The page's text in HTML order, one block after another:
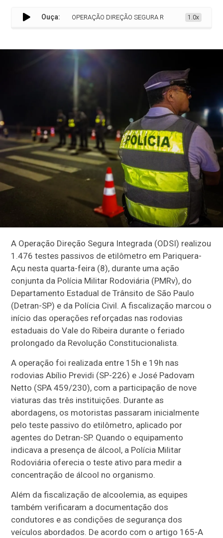
Ouça:OPERAÇÃO DIREÇÃO SEGURA REALIZA 1.476 TESTES EM
1.0x
A Operação Direção Segura Integrada (ODSI) realizou
1.476 testes passivos de etilômetro em Pariquera-
Açu nesta quarta-feira (8), durante uma ação
conjunta da Polícia Militar Rodoviária (PMRv), do
Departamento Estadual de Trânsito de São Paulo
(Detran-SP) e da Polícia Civil. A fiscalização marcou o
início das operações reforçadas nas rodovias
estaduais do Vale do Ribeira durante o feriado
prolongado da Revolução Constitucionalista.
A operação foi realizada entre 15h e 19h nas
rodovias Abílio Previdi (SP-226) e José Padovam
Netto (SPA 459/230), com a participação de nove
viaturas das três instituições. Durante as
abordagens, os motoristas passaram inicialmente
pelo teste passivo do etilômetro, aplicado por
agentes do Detran-SP. Quando o equipamento
indicava a presença de álcool, a Polícia Militar
Rodoviária oferecia o teste ativo para medir a
concentração de álcool no organismo.
Além da fiscalização de alcoolemia, as equipes
também verificaram a documentação dos
condutores e as condições de segurança dos
veículos abordados. De acordo com o artigo 165-A